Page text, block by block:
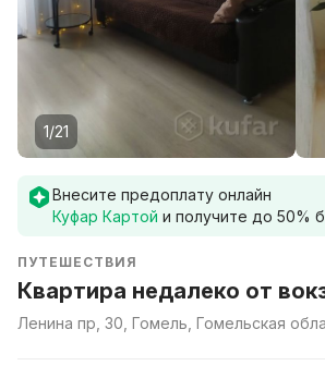
1/21
Внесите предоплату онлайн
Куфар Картой и получите до 50%
ПУТЕШЕСТВИЯ
Квартира недалеко от
Ленина пр, 30, Гомель, Гомельская